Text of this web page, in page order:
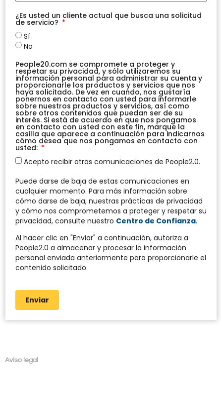
¿Es usted un cliente actual que busca una solicitud
de servicio?
Sí
No
People20.com se compromete a proteger y
respetar su privacidad, y sólo utilizaremos su
información personal para administrar su cuenta y
proporcionarle los productos y servicios que nos
haya solicitado. De vez en cuando, nos gustaría
ponernos en contacto con usted para informarle
sobre nuestros productos y servicios, así como
sobre otros contenidos que puedan ser de su
interés. Si está de acuerdo en que nos pongamos
en contacto con usted con este fin, marque la
casilla que aparece a continuación para indicarnos
cómo desea que nos pongamos en contacto con
usted:
Acepto recibir otras comunicaciones de People2.0.
Puede darse de baja de estas comunicaciones en
cualquier momento. Para más información sobre
cómo darse de baja, nuestras prácticas de privacidad
y cómo nos comprometemos a proteger y respetar su
privacidad, consulte nuestro Centro de Confianza.
Al hacer clic en "Enviar" a continuación, autoriza a
People2.0 a almacenar y procesar la información
personal enviada anteriormente para proporcionarle el
contenido solicitado.
Enviar
Aviso legal